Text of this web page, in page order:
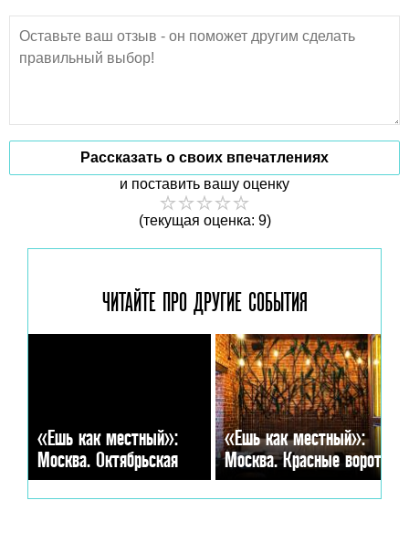
Рассказать о своих впечатлениях
и поставить вашу оценку
(текущая оценка: 9)
ЧИТАЙТЕ ПРО ДРУГИЕ СОБЫТИЯ
«Ешь как местный»:
Москва. Октябрьская
«Ешь как местный»:
Москва. Красные ворота